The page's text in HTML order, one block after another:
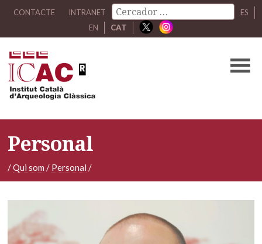
CONTACTE INTRANET
ES
EN
CAT
Personal
/Qui som / Personal /